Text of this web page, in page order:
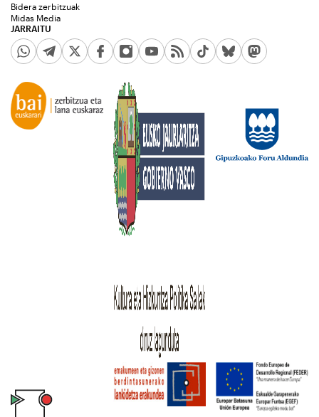
JARRAITU
Bidera zerbitzuak
Midas Media